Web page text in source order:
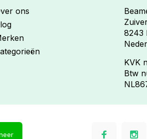
ons
8243
KVK
Btw